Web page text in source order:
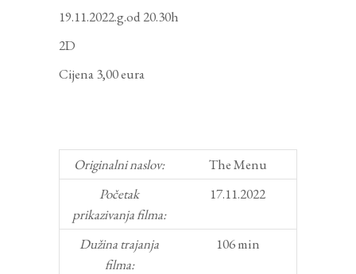
19.11.2022.g.od 20.30h
2D
Cijena 3,00 eura
Originalni naslov:
The Menu
Početak
prikazivanja filma:
17.11.2022
Dužina trajanja
filma:
106 min